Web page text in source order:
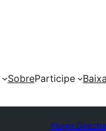
SobreParticipe
Plugin